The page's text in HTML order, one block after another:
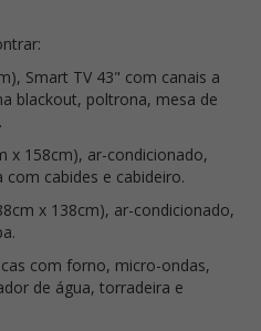
Smart TV 43" com canais a
blackout, poltrona, mesa de
x 158cm), ar-condicionado,
cabides e cabideiro.
x 138cm), ar-condicionado,
com forno, micro-ondas,
de água, torradeira e